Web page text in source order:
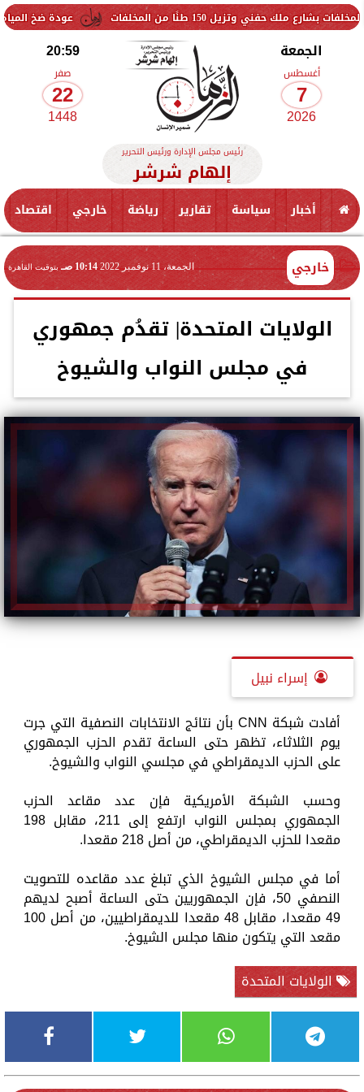
عودة ضخ المياه تدريجيًا 150 طنًا من المخلفات
الجمعة
أغسطس
7
2026
20:59
صفر
22
1448
رئيس مجلس الإدارة ورئيس التحرير
إلهام شرشر
أخبار سياسة تقارير رياضة خارجي اقتصاد
خارجي الجمعة، 11 نوفمبر 2022 10:14 صـ بتوقيت القاهرة
الولايات المتحدة| تقدُم جمهوري
في مجلس النواب والشيوخ
إسراء نبيل
أفادت شبكة CNN بأن نتائج الانتخابات النصفية التي جرت
يوم الثلاثاء، تظهر حتى الساعة تقدم الحزب الجمهوري
على الحزب الديمقراطي في مجلسي النواب والشيوخ.
وحسب الشبكة الأمريكية فإن عدد مقاعد الحزب
الجمهوري بمجلس النواب ارتفع إلى 211، مقابل 198
مقعدا للحزب الديمقراطي، من أصل 218 مقعدا.
أما في مجلس الشيوخ الذي تبلغ عدد مقاعده للتصويت
النصفي 50، فإن الجمهوريين حتى الساعة أصبح لديهم
49 مقعدا، مقابل 48 مقعدا للديمقراطيين، من أصل 100
مقعد التي يتكون منها مجلس الشيوخ.
الولايات المتحدة